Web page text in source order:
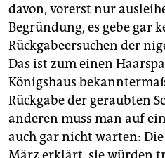
davon, vorerst nur
Begründung, es gebe gar
Rückgabeersuchen der
Das ist zum einen
Königshaus
Rückgabe der geraubten
anderen muss man auf
auch gar nicht warten: